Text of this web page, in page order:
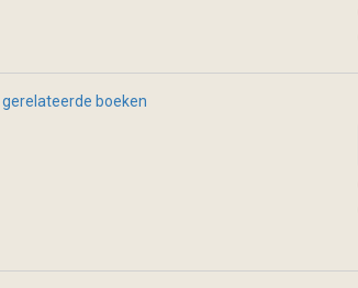
gerelateerde boeken